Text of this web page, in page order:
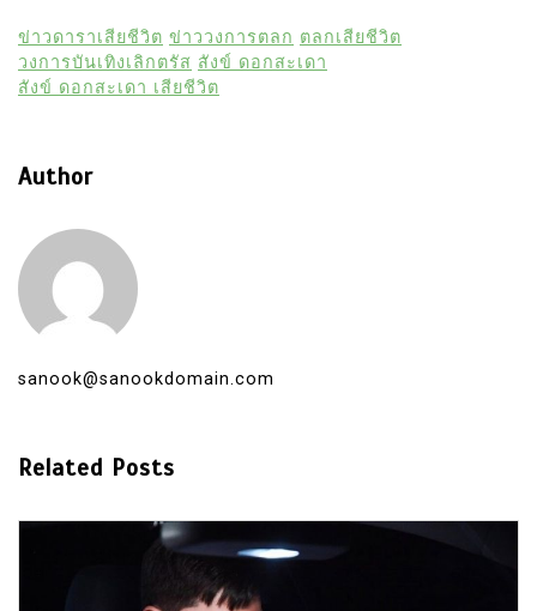
ข่าวดาราเสียชีวิต ข่าววงการตลก ตลกเสียชีวิต
วงการบันเทิงเลิกตรัส สังข์ ดอกสะเดา
สังข์ ดอกสะเดา เสียชีวิต
Author
sanook@sanookdomain.com
Related Posts